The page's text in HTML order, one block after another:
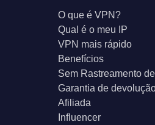
O que é VPN?
Qual é o meu IP
VPN mais rápido
Benefícios
Sem Rastreamento
Garantia de
Afiliada
Influencer